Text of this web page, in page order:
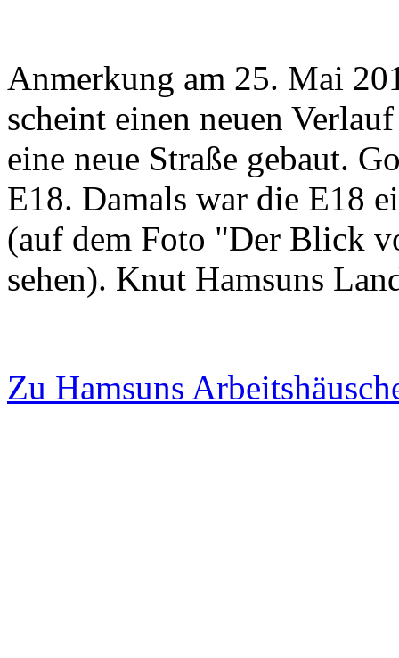
Anmerkung am 25. Mai
scheint einen neuen
eine neue Straße gebaut.
E18. Damals war die E18
(auf dem Foto "Der Blick
sehen). Knut Hamsuns
Zu Hamsuns